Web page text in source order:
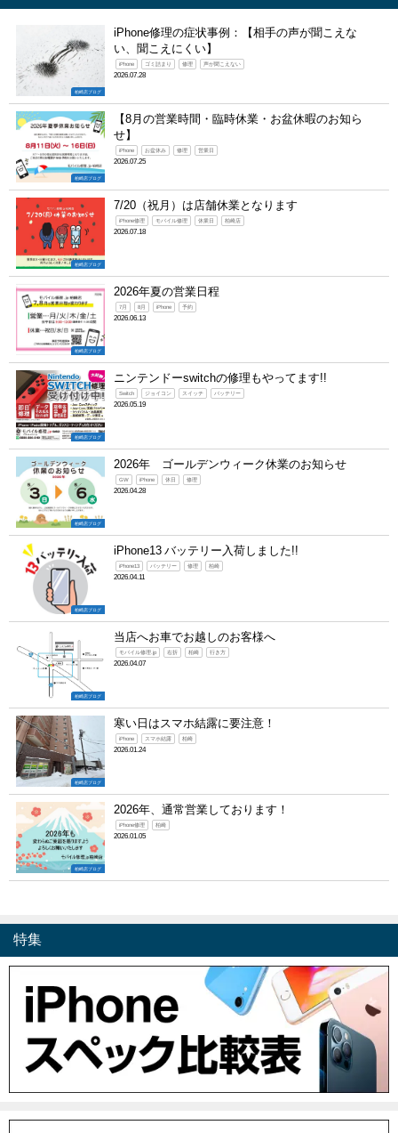
柏崎店ブログ
iPhone修理の症状事例：【相手の声が聞こえな
い、聞こえにくい】
iPhone ゴミ詰まり 修理 声が聞こえない
2026.07.28
柏崎店ブログ
【8月の営業時間・臨時休業・お盆休暇のお知ら
せ】
iPhone お盆休み 修理 営業日
2026.07.25
柏崎店ブログ
7/20（祝月）は店舗休業となります
iPhone修理 モバイル修理 休業日 柏崎店
2026.07.18
柏崎店ブログ
2026年夏の営業日程
7月 8月 iPhone 予約
2026.06.13
柏崎店ブログ
ニンテンドーswitchの修理もやってます!!
Switch ジョイコン スイッチ バッテリー
2026.05.19
柏崎店ブログ
2026年 ゴールデンウィーク休業のお知らせ
GW iPhone 休日 修理
2026.04.28
柏崎店ブログ
iPhone13 バッテリー入荷しました!!
iPhone13 バッテリー 修理 柏崎
2026.04.11
柏崎店ブログ
当店へお車でお越しのお客様へ
モバイル修理.jp 右折 柏崎 行き方
2026.04.07
柏崎店ブログ
寒い日はスマホ結露に要注意！
iPhone スマホ結露 柏崎
2026.01.24
柏崎店ブログ
2026年、通常営業しております！
iPhone修理 柏崎
2026.01.05
特集